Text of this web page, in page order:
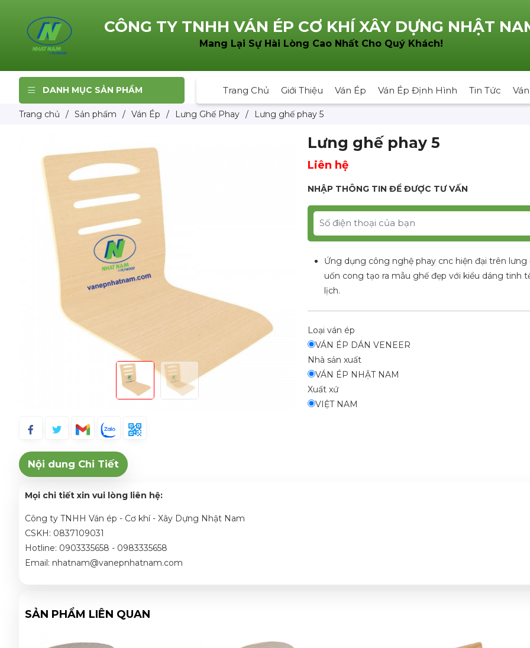
CÔNG TY TNHH VÁN ÉP CƠ KHÍ XÂY DỰNG NHẬT
Mang Lại Sự Hài Lòng Cao Nhất Cho Quý Khách!
DANH MỤC SẢN PHẨM Trang Chủ Giới Thiệu Ván Ép Ván Ép Định Hình Tin Tức
Trang chủ / Sản phẩm / Ván Ép / Lưng Ghế Phay / Lưng ghế phay 5
Lưng ghế phay 5
Liên hệ
NHẬP THÔNG TIN ĐỂ ĐƯỢC TƯ VẤN
Ứng dụng công nghệ phay cnc hiện đại trên lưng
uốn cong tạo ra mẫu ghế đẹp với kiểu dáng tinh
lịch.
Loại ván ép
VÁN ÉP DÁN VENEER
Nhà sản xuất
VÁN ÉP NHẬT NAM
Xuất xứ
VIỆT NAM
Nội dung Chi Tiết
Mọi chi tiết xin vui lòng liên hệ:
Công ty TNHH Ván ép - Cơ khí - Xây Dựng Nhật Nam
CSKH: 0837109031
Hotline: 0903335658 - 0983335658
Email: nhatnam@vanepnhatnam.com
SẢN PHẨM LIÊN QUAN